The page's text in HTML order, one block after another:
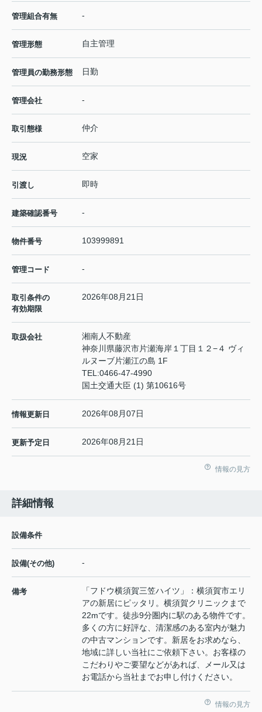
管理組合有無 -
管理形態 自主管理
管理員の勤務形態 日勤
管理会社 -
取引態様 仲介
現況 空家
引渡し 即時
建築確認番号 -
物件番号 103999891
管理コード -
取引条件の
有効期限
2026年08月21日
取扱会社
湘南人不動産
神奈川県藤沢市片瀬海岸１丁目１２−４ ヴィ
ルヌーブ片瀬江の島 1F
TEL:0466-47-4990
国土交通大臣 (1) 第10616号
情報更新日 2026年08月07日
更新予定日 2026年08月21日
情報の見方
詳細情報
設備条件
設備(その他) -
備考
「フドウ横須賀三笠ハイツ」：横須賀市エリ
アの新居にピッタリ。横須賀クリニックまで
22mです。徒歩9分圏内に駅のある物件です。
多くの方に好評な、清潔感のある室内が魅力
の中古マンションです。新居をお求めなら、
地域に詳しい当社にご依頼下さい。お客様の
こだわりやご要望などがあれば、メール又は
お電話から当社までお申し付けください。
情報の見方